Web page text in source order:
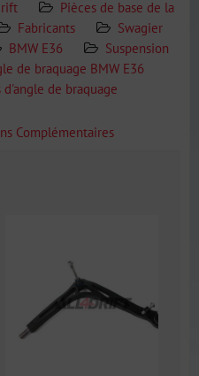
Pièces de base de la
Fabricants
Swagier
BMW E36
Suspension
de braquage BMW E36
d'angle de braquage
Complémentaires